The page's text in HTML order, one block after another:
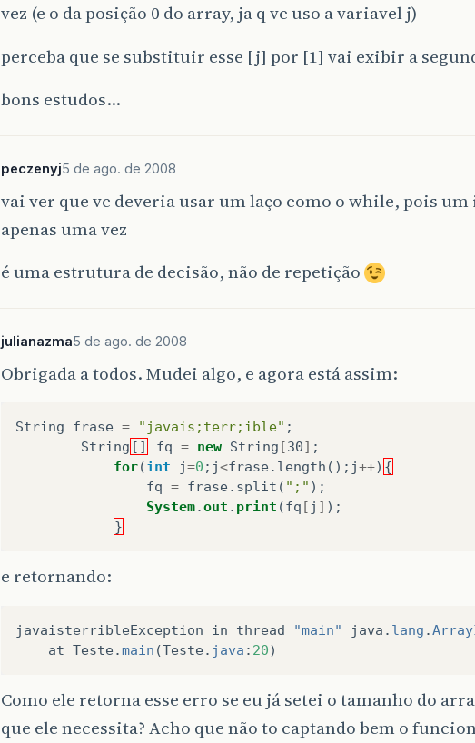
vez (e o da posição 0 do array, ja q vc uso a variavel j)
perceba que se substituir esse [j] por [1] vai exibir a
bons estudos…
peczenyj5 de ago. de 2008
vai ver que vc deveria usar um laço como o while, pois um
apenas uma vez
é uma estrutura de decisão, não de repetição
julianazma5 de ago. de 2008
Obrigada a todos. Mudei algo, e agora está assim:
String frase = "javais;terr;ible" ;
String [] fq = new String [30] ;
for(int j=0 ; j<frase. length (); j++) {
fq = frase. split ( ";" );
System.out . print (fq [ j ] );
}
e retornando:
javaisterribleException in thread "main" java . lang .
at Teste.main (Teste. java : 20)
Como ele retorna esse erro se eu já setei o tamanho do
que ele necessita? Acho que não to captando bem o